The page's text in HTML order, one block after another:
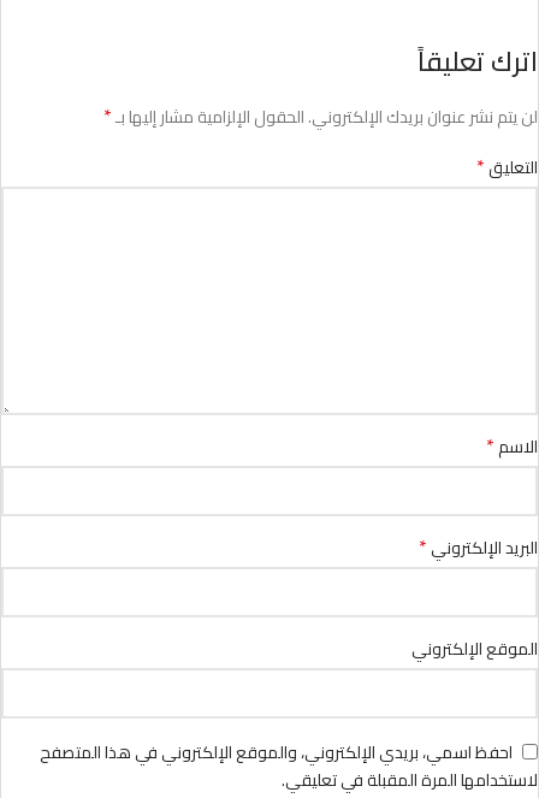
اترك تعليقاً
لن يتم نشر عنوان بريدك الإلكتروني.الحقول الإلزامية مشار إليها بـ*
التعليق*
الاسم*
البريد الإلكتروني*
الموقع الإلكتروني
احفظ اسمي، بريدي الإلكتروني، والموقع الإلكتروني في هذا المتصفح
لاستخدامها المرة المقبلة في تعليقي.